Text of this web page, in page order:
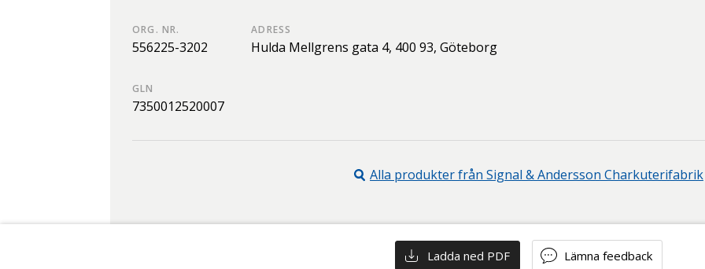
ORG. NR.
556225-3202
GLN
7350012520007
ADRESS
Hulda Mellgrens gata 4, 400 93,Göteborg
Alla produkter från Signal & Andersson Charkuterifabrik
Ladda ned PDF Lämna feedback